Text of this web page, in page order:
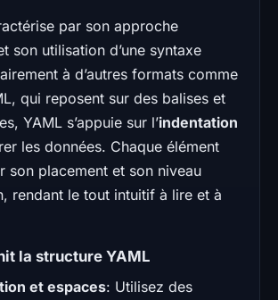
par son approche
son utilisation d’une syntaxe
à d’autres formats comme
qui reposent sur des balises et
YAML s’appuie sur l’indentation
les données. Chaque élément
son placement et son niveau
rendant le tout intuitif à lire et à
la structure YAML
et espaces: Utilisez des